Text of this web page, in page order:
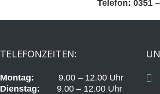
Telefon: 0351
TELEFONZEITEN:
Montag: 9.00 – 12.00 Uhr
Dienstag: 9.00 – 12.00 Uhr